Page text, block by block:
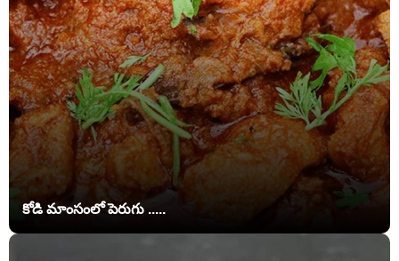
కోడి మాంసంలో పెరుగు .....